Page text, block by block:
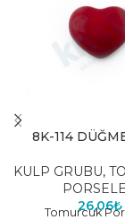
8K-114
KULP GRUBU,
26,06₺
Tomurcuk